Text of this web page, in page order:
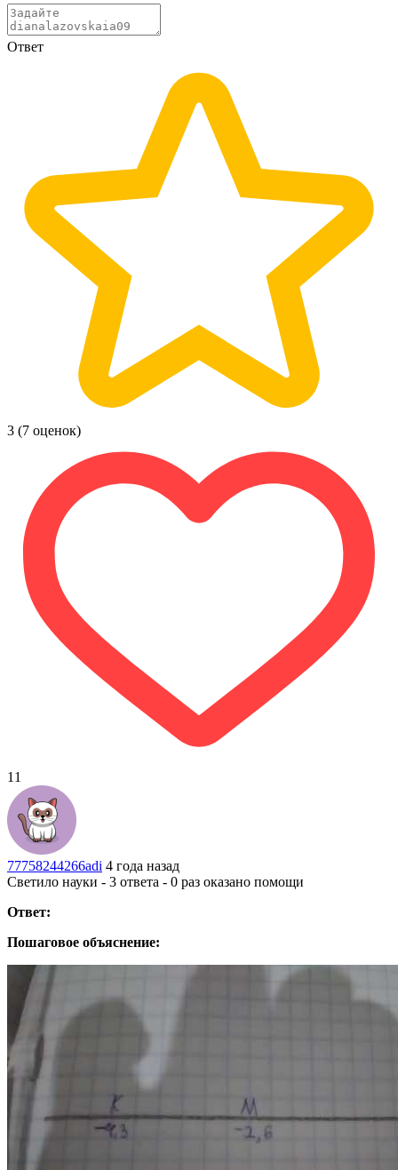
Ответ
3 (7 оценок)
11
77758244266adi 4 года назад
Светило науки - 3 ответа - 0 раз оказано помощи
Ответ:
Пошаговое объяснение: